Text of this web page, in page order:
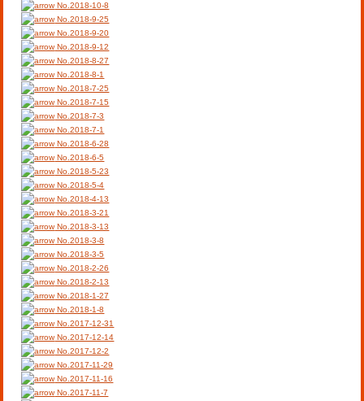
No.2018-10-8
No.2018-9-25
No.2018-9-20
No.2018-9-12
No.2018-8-27
No.2018-8-1
No.2018-7-25
No.2018-7-15
No.2018-7-3
No.2018-7-1
No.2018-6-28
No.2018-6-5
No.2018-5-23
No.2018-5-4
No.2018-4-13
No.2018-3-21
No.2018-3-13
No.2018-3-8
No.2018-3-5
No.2018-2-26
No.2018-2-13
No.2018-1-27
No.2018-1-8
No.2017-12-31
No.2017-12-14
No.2017-12-2
No.2017-11-29
No.2017-11-16
No.2017-11-7